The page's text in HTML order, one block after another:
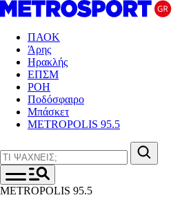
ΠΑΟΚ
Άρης
Ηρακλής
ΕΠΣΜ
ΡΟΗ
Ποδόσφαιρο
Μπάσκετ
METROPOLIS 95.5
METROPOLIS 95.5